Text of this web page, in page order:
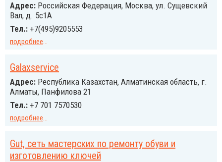
Адрес: Российcкая Федерация, Москва, ул. Сущевский
Вал, д. 5с1А
Тел.: +7(495)9205553
подробнее...
Galaxservice
Адрес: Республика Казахстан, Алматинская область, г.
Алматы, Панфилова 21
Тел.: +7 701 7570530
подробнее...
Gut, сеть мастерских по ремонту обуви и
изготовлению ключей